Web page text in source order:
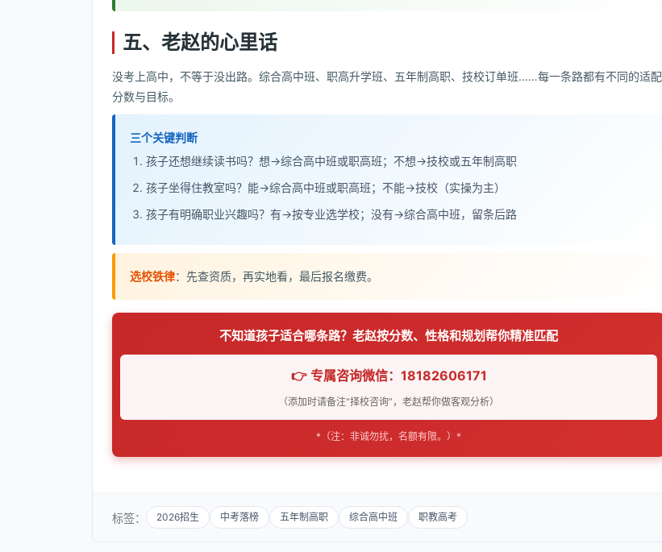
五、老赵的心里话
没考上高中，不等于没出路。综合高中班、职高升学班、五年制高职、技校订单班……每一条路都有不同的适配
分数与目标。
三个关键判断
孩子还想继续读书吗？想→综合高中班或职高班；不想→技校或五年制高职
孩子坐得住教室吗？能→综合高中班或职高班；不能→技校（实操为主）
孩子有明确职业兴趣吗？有→按专业选学校；没有→综合高中班，留条后路
选校铁律：先查资质，再实地看，最后报名缴费。
不知道孩子适合哪条路？老赵按分数、性格和规划帮你精准匹配
👉 专属咨询微信：18182606171
（添加时请备注“择校咨询”，老赵帮你做客观分析）
*（注：非诚勿扰，名额有限。）*
标签： 2026招生 中考落榜 五年制高职 综合高中班 职教高考